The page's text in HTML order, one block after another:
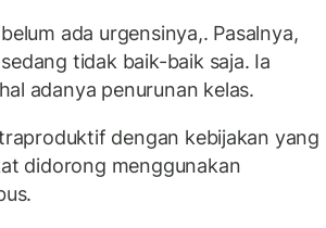
ada urgensinya,. Pasalnya,
tidak baik-baik saja. Ia
adanya penurunan kelas.
dengan kebijakan yang
didorong menggunakan